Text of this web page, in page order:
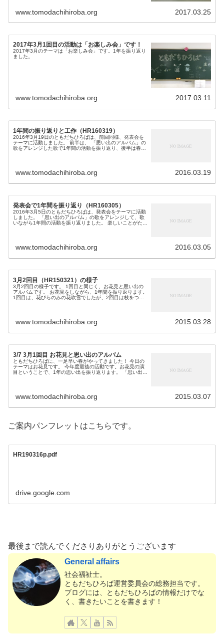
www.tomodachihiroba.org 2017.03.25
2017年3月1回目の活動は「お楽しみ会」です！
2017年3月のテーマは「お楽しみ会」です。1年を振り返り
ました。
www.tomodachihiroba.org 2017.03.11
1年間の振り返りと工作（HR160319）
2016年3月19日のともだちひろばは、前回同様、発表会を
テーマに活動しました。 前半は、 「思い出のアルバム」の
歌をアレンジした歌で1年間の活動を振り返り、後半は春の
www.tomodachihiroba.org 2016.03.19
発表会で1年間を振り返り（HR160305）
2016年3月5日のともだちひろばは、発表会をテーマに活動
しました。 「思い出のアルバム」の歌をアレンジして、歌
いながら1年間の活動を振り返りました。 楽しいことがたく
www.tomodachihiroba.org 2016.03.05
3月2回目（HR150321）の様子
3月2回目の様子です。 1回目と同じく、お花見と思い出の
アルバムです。 お花見をしながら、1年間を振り返ります。
1回目は、花びらのみの花吹雪でしたが、2回目は枝をつけ
www.tomodachihiroba.org 2015.03.28
3/7 3月1回目 お花見と思い出のアルバム
ともだちひろばに、一足早い春がやってきました！ 今日の
テーマはお花見です。 今年度最後の活動です。お花見の演
目ということで、1年の思い出を振り返ります。 「思い出の
www.tomodachihiroba.org 2015.03.07
ご案内パンフレットはこちらです。
HR190316p.pdf
drive.google.com
最後まで読んでくださりありがとうございます
General affairs
社会福祉士。
ともだちひろば運営委員会の総務担当です。
ブログには、ともだちひろばの情報だけでな
く、書きたいことを書きます！